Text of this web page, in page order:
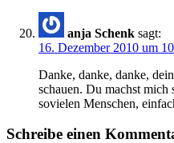
anja Schenk sagt:
16. Dezember 2010 um
Danke, danke, danke,
schauen. Du machst
sovielen Menschen,
Schreibe einen